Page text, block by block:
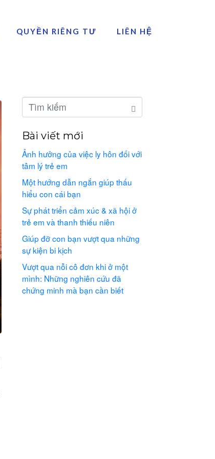
QUYỀN RIÊNG TƯ LIÊN HỆ
Bài viết mới
Ảnh hưởng của việc ly hôn đối với
tâm lý trẻ em
Một hướng dẫn ngắn giúp thấu
hiểu con cái bạn
Sự phát triển cảm xúc & xã hội ở
trẻ em và thanh thiếu niên
Giúp đỡ con bạn vượt qua những
sự kiện bi kịch
Vượt qua nỗi cô đơn khi ở một
mình: Những nghiên cứu đã
chứng minh mà bạn cần biết